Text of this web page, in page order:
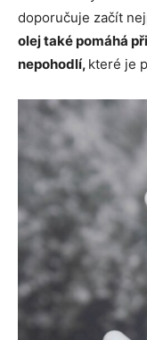
doporučuje začít
olej také pomáhá
nepohodlí, které je